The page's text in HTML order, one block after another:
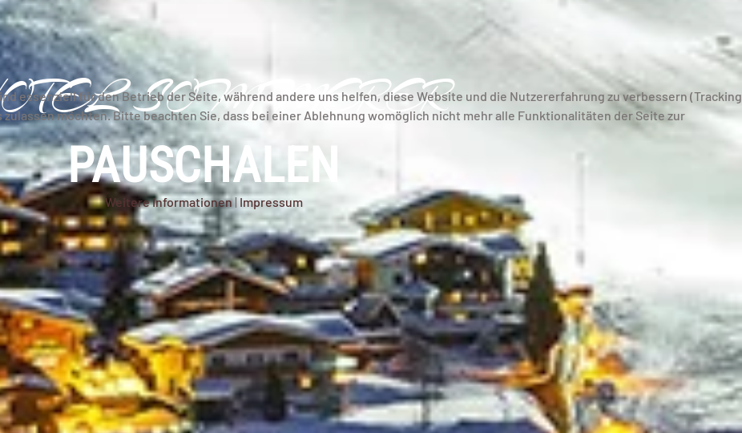
SOMMERER
PAUSCHALEN
essenziell für den Betrieb der Seite, während andere uns helfen, diese Website und die Nutzererfahrung zu verbessern (Tracking
möchten. Bitte beachten Sie, dass bei einer Ablehnung womöglich nicht mehr alle Funktionalitäten der Seite zur
Weitere Informationen| Impressum